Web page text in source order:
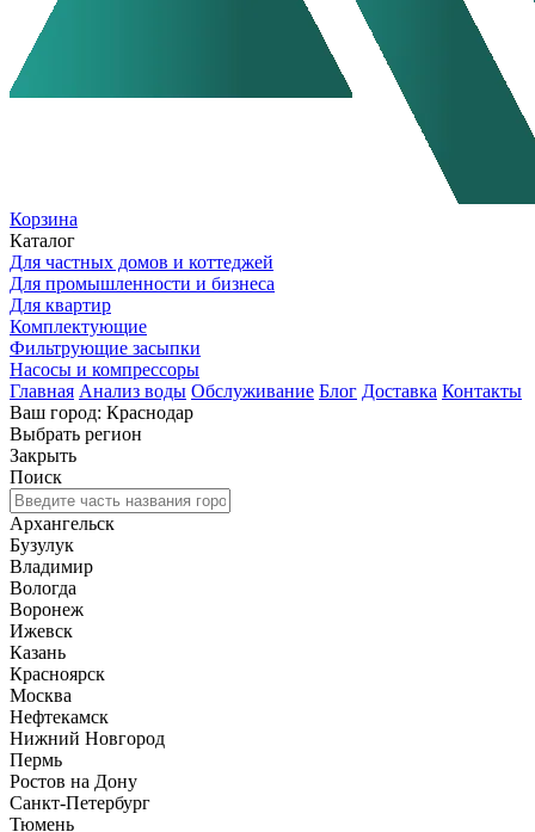
Корзина
Каталог
Для частных домов и коттеджей
Для промышленности и бизнеса
Для квартир
Комплектующие
Фильтрующие засыпки
Насосы и компрессоры
Главная Анализ воды Обслуживание Блог Доставка Контакты
Ваш город: Краснодар
Выбрать регион
Закрыть
Поиск
Архангельск
Бузулук
Владимир
Вологда
Воронеж
Ижевск
Казань
Красноярск
Москва
Нефтекамск
Нижний Новгород
Пермь
Ростов на Дону
Санкт-Петербург
Тюмень